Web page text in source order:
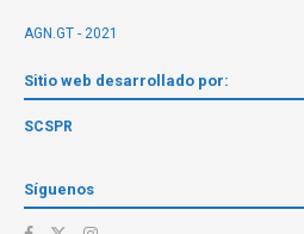
AGN.GT - 2021
Sitio web desarrollado por:
SCSPR
Síguenos